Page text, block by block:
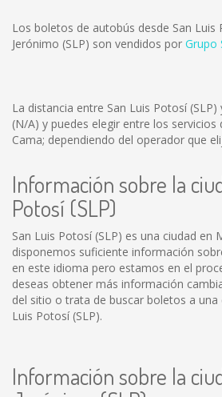
Los boletos de autobús desde San Luis
Jerónimo (SLP) son vendidos por Grupo
La distancia entre San Luis Potosí (SLP)
(N/A) y puedes elegir entre los servicios
Cama; dependiendo del operador que
Información sobre la
Potosí (SLP)
San Luis Potosí (SLP) es una ciudad en
disponemos suficiente información
en este idioma pero estamos en el
deseas obtener más información
del sitio o trata de buscar boletos a una
Luis Potosí (SLP).
Información sobre la